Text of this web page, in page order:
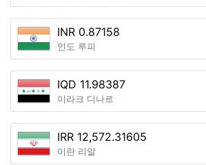
INR 0.87158
인도 루피
IQD 11.98387
이라크 디나르
IRR 12,572.31605
이란 리알